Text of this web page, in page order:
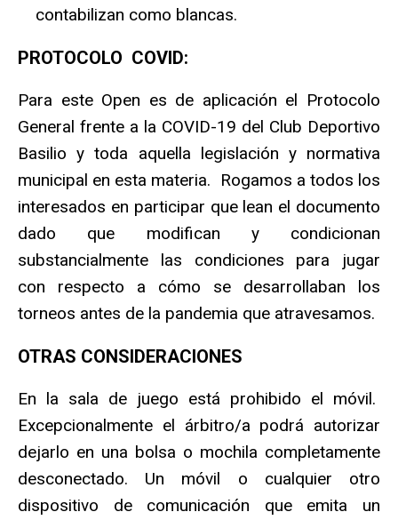
contabilizan como blancas.
PROTOCOLO COVID:
Para este Open es de aplicación el Protocolo
General frente a la COVID-19 del Club Deportivo
Basilio y toda aquella legislación y normativa
municipal en esta materia. Rogamos a todos los
interesados en participar que lean el documento
dado que modifican y condicionan
substancialmente las condiciones para jugar
con respecto a cómo se desarrollaban los
torneos antes de la pandemia que atravesamos.
OTRAS CONSIDERACIONES
En la sala de juego está prohibido el móvil.
Excepcionalmente el árbitro/a podrá autorizar
dejarlo en una bolsa o mochila completamente
desconectado. Un móvil o cualquier otro
dispositivo de comunicación que emita un